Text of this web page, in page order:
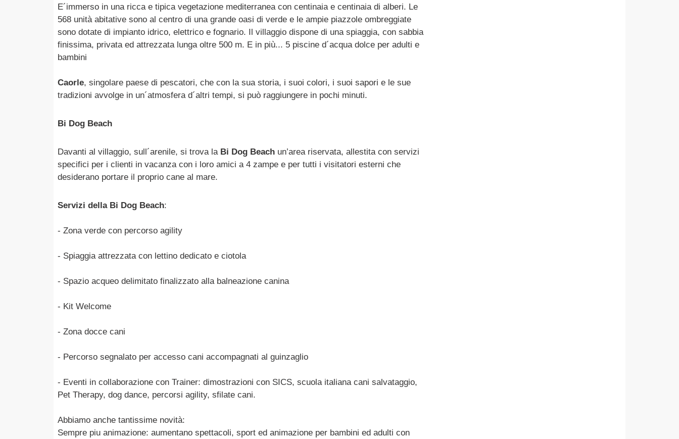
E´immerso in una ricca e tipica vegetazione mediterranea con centinaia e centinaia di alberi. Le
568 unità abitative sono al centro di una grande oasi di verde e le ampie piazzole ombreggiate
sono dotate di impianto idrico, elettrico e fognario. Il villaggio dispone di una spiaggia, con sabbia
finissima, privata ed attrezzata lunga oltre 500 m. E in più... 5 piscine d´acqua dolce per adulti e
bambini
Caorle, singolare paese di pescatori, che con la sua storia, i suoi colori, i suoi sapori e le sue
tradizioni avvolge in un´atmosfera d´altri tempi, si può raggiungere in pochi minuti.
Bi Dog Beach
Davanti al villaggio, sull´arenile, si trova la Bi Dog Beach un’area riservata, allestita con servizi
specifici per i clienti in vacanza con i loro amici a 4 zampe e per tutti i visitatori esterni che
desiderano portare il proprio cane al mare.
Servizi della Bi Dog Beach:
- Zona verde con percorso agility
- Spiaggia attrezzata con lettino dedicato e ciotola
- Spazio acqueo delimitato finalizzato alla balneazione canina
- Kit Welcome
- Zona docce cani
- Percorso segnalato per accesso cani accompagnati al guinzaglio
- Eventi in collaborazione con Trainer: dimostrazioni con SICS, scuola italiana cani salvataggio,
Pet Therapy, dog dance, percorsi agility, sfilate cani.
Abbiamo anche tantissime novità:
Sempre piu animazione: aumentano spettacoli, sport ed animazione per bambini ed adulti con